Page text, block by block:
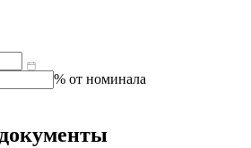
% от номинала